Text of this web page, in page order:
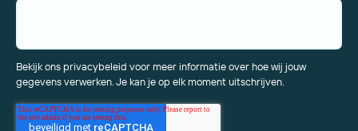
Bekijk ons privacybeleid voor meer informatie over hoe wij jouw
gegevens verwerken. Je kan je op elk moment uitschrijven.